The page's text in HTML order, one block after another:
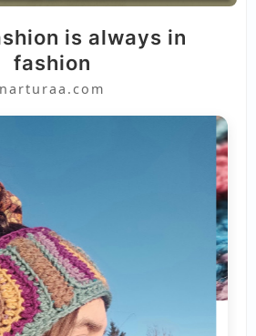
is always in
fashion
narturaa.com